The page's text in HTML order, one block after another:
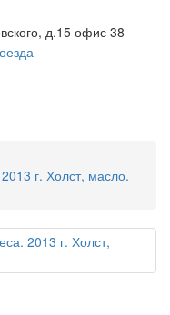
д.15 офис 38
г. Холст, масло.